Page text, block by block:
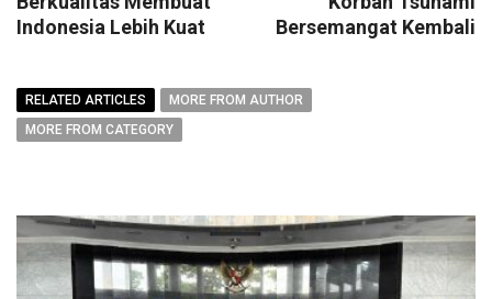
Indonesia Lebih Kuat
Bersemangat Kembali
RELATED ARTICLES
MORE FROM AUTHOR
MORE FROM CATEGORY